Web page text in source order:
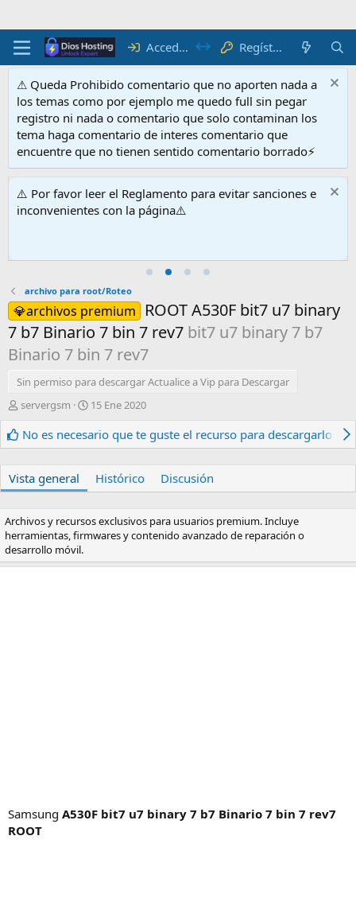
Acceder Regístrate
⚠ Queda Prohibido comentario que no aporten nada a
los temas como por ejemplo me quedo full sin pegar
registro ni nada o comentario que solo contaminan los
tema haga comentario de interes comentario que
encuentre que no tienen sentido comentario borrado⚡
⚠️ Por favor leer el Reglamento para evitar sanciones e
inconvenientes con la página⚠️
archivo para root/Roteo
💎archivos premium
ROOT A530F bit7 u7 binary
7 b7 Binario 7 bin 7 rev7 bit7 u7 binary 7 b7
Binario 7 bin 7 rev7
Sin permiso para descargar Actualice a Vip para Descargar
A
t
o
servergsm
F
c
h
e
r
e
c
15 Ene 2020
No es necesario que te guste el recurso para descargarlo.
Vista general Histórico Discusión
Archivos y recursos exclusivos para usuarios premium. Incluye
herramientas, firmwares y contenido avanzado de reparación o
desarrollo móvil.
Samsung A530F bit7 u7 binary 7 b7 Binario 7 bin 7 rev7
ROOT